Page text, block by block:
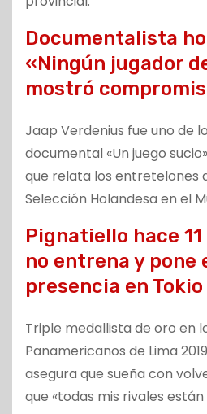
Documentalista
«Ningún jugador
mostró
Jaap Verdenius fue uno de
documental «Un juego
que relata los entretelones
Selección Holandesa en el
Pignatiello hace
no entrena y pone
presencia en Tokio
Triple medallista de oro en
Panamericanos de Lima
asegura que sueña con
que «todas mis rivales